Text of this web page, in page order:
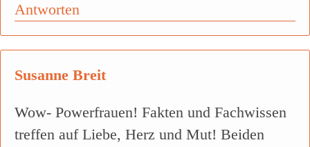
Antworten
Susanne Breit
Wow- Powerfrauen! Fakten und Fachwissen
treffen auf Liebe, Herz und Mut! Beiden